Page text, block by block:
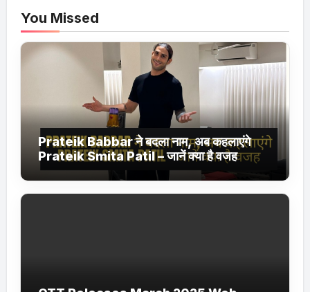
You Missed
Prateik Babbar ने बदला नाम, अब कहलाएंगे
Prateik Smita Patil – जानें क्या है वजह